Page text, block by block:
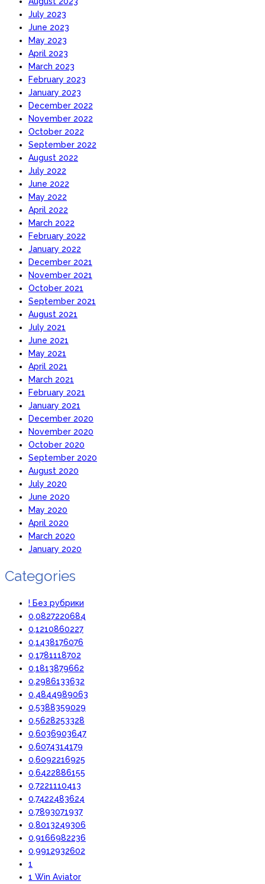
July 2023
June 2023
May 2023
April 2023
March 2023
February 2023
January 2023
December 2022
November 2022
October 2022
September 2022
August 2022
July 2022
June 2022
May 2022
April 2022
March 2022
February 2022
January 2022
December 2021
November 2021
October 2021
September 2021
August 2021
July 2021
June 2021
May 2021
April 2021
March 2021
February 2021
January 2021
December 2020
November 2020
October 2020
September 2020
August 2020
July 2020
June 2020
May 2020
April 2020
March 2020
January 2020
Categories
! Без рубрики
0,0827220684
0,1210860227
0,1438176076
0,1781118702
0,1813879662
0,2986133632
0,4844989063
0,5388359029
0,5628253328
0,6036903647
0,6074314179
0,6092216925
0,6422886155
0,7221110413
0,7422483624
0,7893071937
0,8013249306
0,9166982236
0,9912932602
1
1 Win Aviator